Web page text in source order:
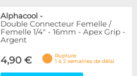
Alphacool -
Double Connecteur Femelle /
Femelle 1/4" - 16mm - Apex Grip -
Argent
4,90 €
Rupture
1 à 2 semaines de délai